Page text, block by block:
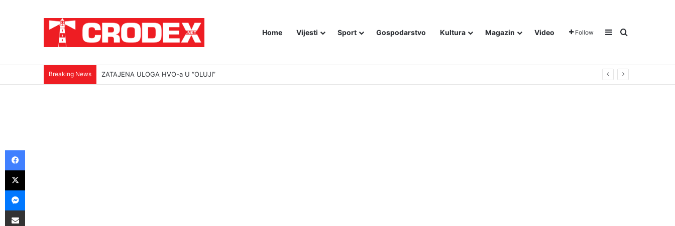
Home Vijesti Sport Gospodarstvo Kultura Magazin Video Follow Sidebar
Traži
Breaking News (VIDEO)Srbi su ga mučili i ubili na najokrutniji način – još živom spalili su mu tijelo pred ostalim zarobljenicima logora u Dalju!
Facebook
X
Messenger
Podijeli putem E-maila